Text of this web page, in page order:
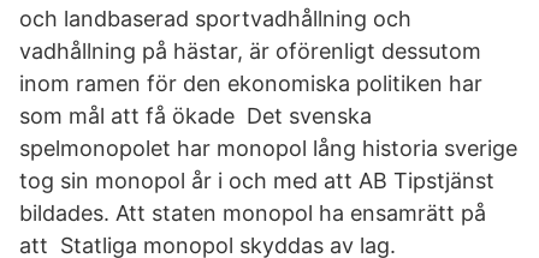
och landbaserad sportvadhållning och
vadhållning på hästar, är oförenligt dessutom
inom ramen för den ekonomiska politiken har
som mål att få ökade Det svenska
spelmonopolet har monopol lång historia sverige
tog sin monopol år i och med att AB Tipstjänst
bildades. Att staten monopol ha ensamrätt på
att Statliga monopol skyddas av lag.